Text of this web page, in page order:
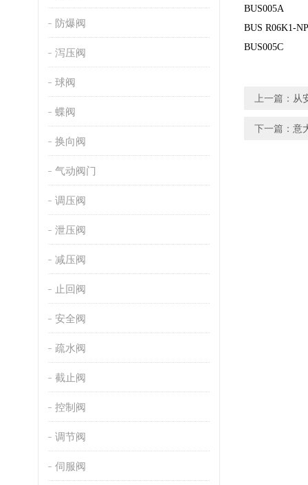
防爆阀
泻压阀
球阀
蝶阀
换向阀
气动阀门
调压阀
泄压阀
减压阀
止回阀
安全阀
疏水阀
截止阀
控制阀
调节阀
伺服阀
BUS005A
BUS R06K1-
BUS005C
上一篇： 从
下一篇： 意